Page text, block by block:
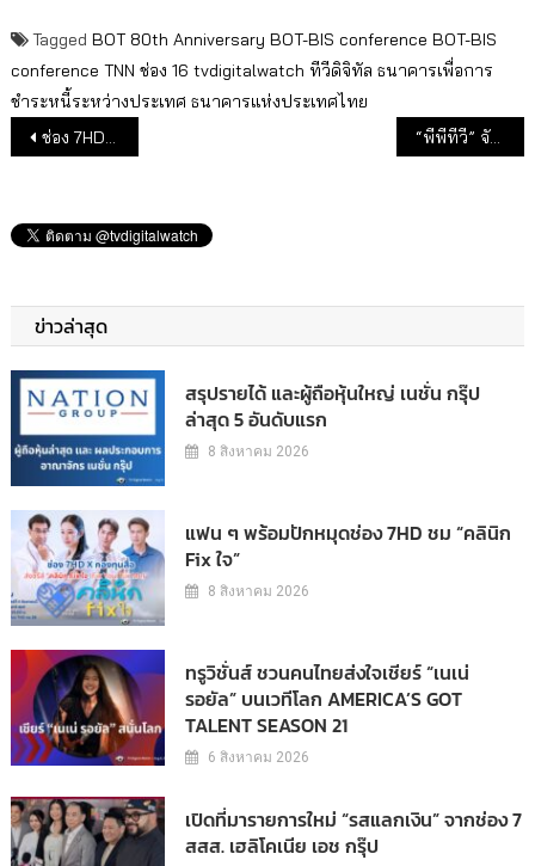
Tagged BOT 80th Anniversary BOT-BIS conference BOT-BIS
conference TNN ช่อง 16 tvdigitalwatch ทีวีดิจิทัล ธนาคารเพื่อการ
ชำระหนี้ระหว่างประเทศ ธนาคารแห่งประเทศไทย
แนะแนวเรื่อง
ช่อง 7HD ส่ง “สาวสองวิญญาณ” ลงจอ 24 พ.ย.นี้ “พีพีทีวี” จับมือ “VGI” ส่งตรงวิเคราะห์ผลบอลโลก 2022
ข่าวล่าสุด
สรุปรายได้ และผู้ถือหุ้นใหญ่ เนชั่น กรุ๊ป
ล่าสุด 5 อันดับแรก
8 สิงหาคม 2026
แฟน ๆ พร้อมปักหมุดช่อง 7HD ชม “คลินิก
Fix ใจ”
8 สิงหาคม 2026
ทรูวิชั่นส์ ชวนคนไทยส่งใจเชียร์ “เนเน่
รอยัล” บนเวทีโลก AMERICA’S GOT
TALENT SEASON 21
6 สิงหาคม 2026
เปิดที่มารายการใหม่ “รสแลกเงิน” จากช่อง 7
สสส. เฮลิโคเนีย เอช กรุ๊ป